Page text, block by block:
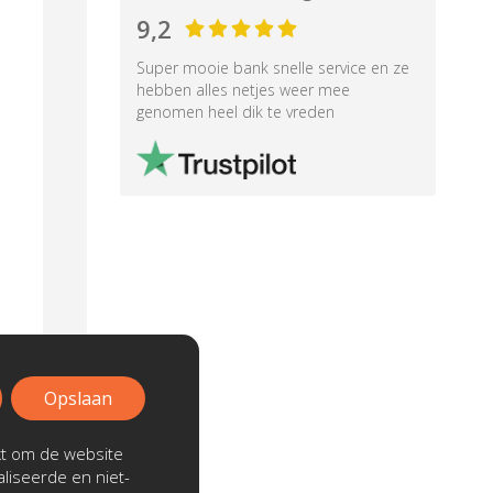
9,2
Super mooie bank snelle service en ze
hebben alles netjes weer mee
genomen heel dik te vreden
om de website
en niet-
Opslaan